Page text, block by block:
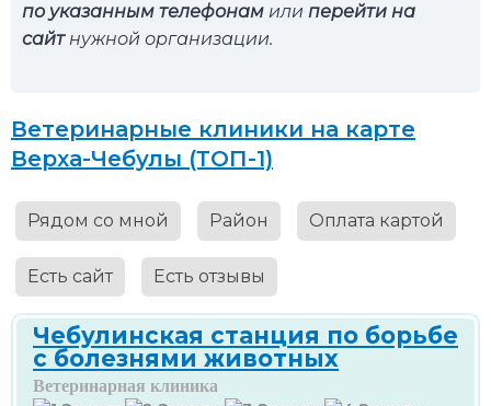
по указанным телефонам или перейти на
сайтнужной организации.
Ветеринарные клиники на карте
Верха-Чебулы (ТОП-1)
Рядом со мной Район Оплата картой
Есть сайт Есть отзывы
Чебулинская станция по борьбе
с болезнями животных
Ветеринарная клиника